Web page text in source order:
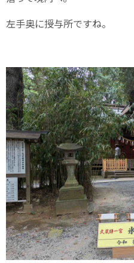
左手奥に授与所ですね。